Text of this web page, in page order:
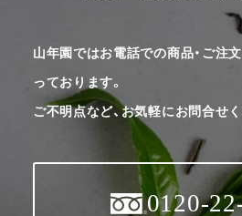
山年園ではお電話での商品・ご注
っております。
ご不明点など、お気軽にお問合せ
0120-